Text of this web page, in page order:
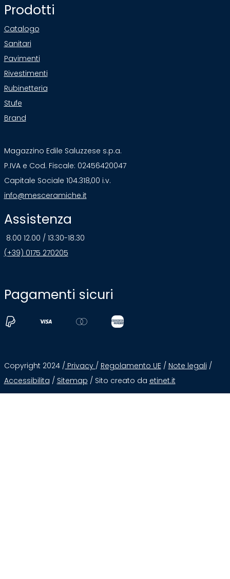
Prodotti
Catalogo
Sanitari
Pavimenti
Rivestimenti
Rubinetteria
Stufe
Brand
Magazzino Edile Saluzzese s.p.a.
P.IVA e Cod. Fiscale: 02456420047
Capitale Sociale 104.318,00 i.v.
info@mesceramiche.it
Assistenza
8.00 12.00 / 13.30-18.30
(+39) 0175 270205
Pagamenti sicuri
Copyright 2024 /Privacy / Regolamento UE/ Note legali /
Accessibilita / Sitemap / Sito creato da etinet.it